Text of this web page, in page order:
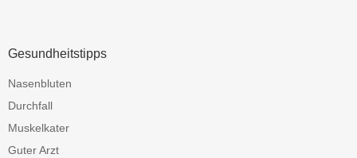
Gesundheitstipps
Nasenbluten
Durchfall
Muskelkater
Guter Arzt